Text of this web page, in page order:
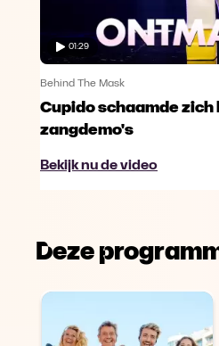
01:29
Behind The Mask
Cupido schaamde zich
zangdemo's
Bekijk nu de video
Deze